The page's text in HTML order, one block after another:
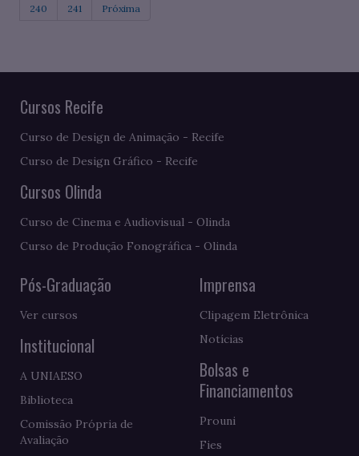
240 241 Próxima
Cursos Recife
Curso de Design de Animação - Recife
Curso de Design Gráfico - Recife
Cursos Olinda
Curso de Cinema e Audiovisual - Olinda
Curso de Produção Fonográfica - Olinda
Pós-Graduação
Ver cursos
Institucional
A UNIAESO
Biblioteca
Comissão Própria de
Avaliação
Imprensa
Clipagem Eletrônica
Notícias
Bolsas e
Financiamentos
Prouni
Fies